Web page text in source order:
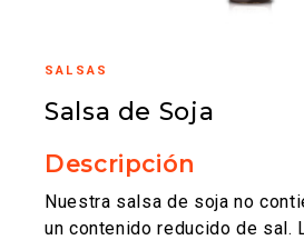
SALSAS
Salsa de Soja
Descripción
Nuestra salsa de soja no
un contenido reducido de sal.